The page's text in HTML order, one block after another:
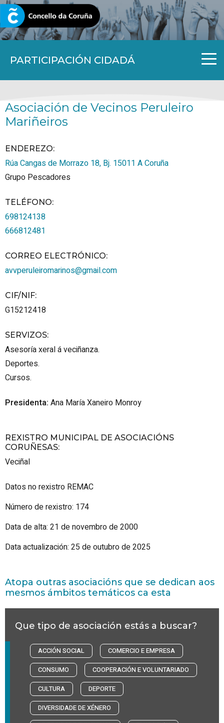
PARTICIPACIÓN CIDADÁ
CORUNA.GAL
Asociación de Vecinos Peruleiro
Mariñeiros
ENDEREZO:
Rúa Cangas de Morrazo 18, Bj. 15011 A Coruña
Grupo Pescadores
TELÉFONO:
698124138
666812481
CORREO ELECTRÓNICO:
avvperuleiromarinos@gmail.com
CIF/NIF:
G15212418
SERVIZOS:
Asesoría xeral á veciñanza.
Deportes.
Cursos.
Presidenta: Ana María Xaneiro Monroy
REXISTRO MUNICIPAL DE ASOCIACIÓNS
CORUÑESAS:
Veciñal
Datos no rexistro REMAC
Número de rexistro: 174
Data de alta: 21 de novembro de 2000
Data actualización: 25 de outubro de 2025
Atopa outras asociacións que se dedican aos
mesmos ámbitos temáticos ca esta
Que tipo de asociación estás a buscar?
ACCIÓN SOCIAL
COMERCIO E EMPRESA
CONSUMO
COOPERACIÓN E VOLUNTARIADO
CULTURA
DEPORTE
DIVERSIDADE DE XÉNERO